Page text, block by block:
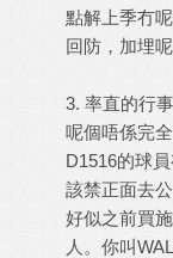
點解上季冇
回防，加埋
3. 率直的行事
呢個唔係完
D1516的球
該禁正面去公
好似之前買
人。你叫